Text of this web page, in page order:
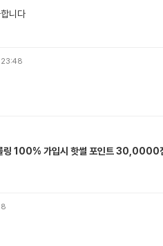
니다
링 100% 가입시 핫썰 포인트 30,0000